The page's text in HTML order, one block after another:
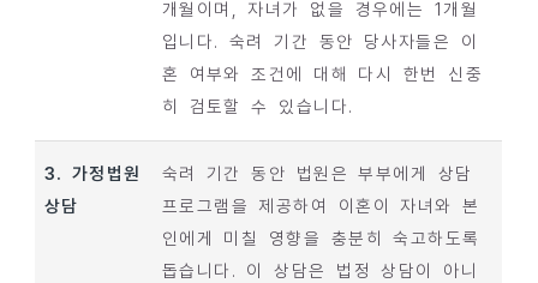
개월이며, 자녀가 없을 경우에는 1개월
입니다. 숙려 기간 동안 당사자들은 이
혼 여부와 조건에 대해 다시 한번 신중
히 검토할 수 있습니다.
3. 가정법원
상담
숙려 기간 동안 법원은 부부에게 상담
프로그램을 제공하여 이혼이 자녀와 본
인에게 미칠 영향을 충분히 숙고하도록
돕습니다. 이 상담은 법정 상담이 아니